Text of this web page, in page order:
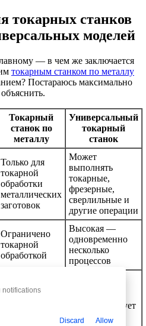
токарных станков
моделей
— в чем же заключается
токарным станком по металлу
Постараюсь максимально
Токарный
станок по
металлу
Универсальный
токарный
станок
Только для
токарной
обработки
металлических
заготовок
Может
выполнять
токарные,
фрезерные,
сверлильные и
другие операции
Ограничено
токарной
обработкой
Высокая —
одновременно
несколько
процессов
легче,
тяжелее, требует
просторных
notifications
Discard Allow